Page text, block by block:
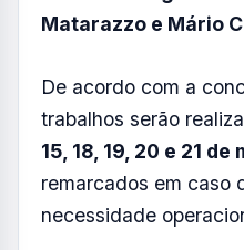
temporários eo
retorno pelo Viaduto
acesso à região sul.
Entre 19 e 21 de
nas avenidas